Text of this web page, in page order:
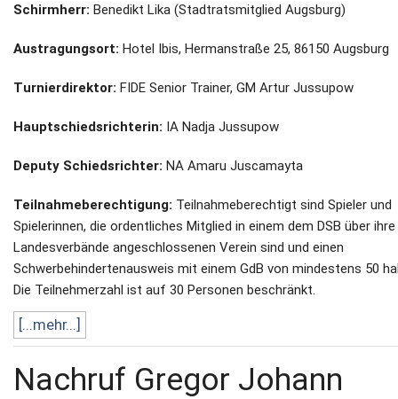
Schirmherr: Benedikt Lika (Stadtratsmitglied Augsburg)
Austragungsort: Hotel Ibis, Hermanstraße 25, 86150 Augsburg
Turnierdirektor: FIDE Senior Trainer, GM Artur Jussupow
Hauptschiedsrichterin: IA Nadja Jussupow
Deputy Schiedsrichter: NA Amaru Juscamayta
Teilnahmeberechtigung: Teilnahmeberechtigt sind Spieler und
Spielerinnen, die ordentliches Mitglied in einem dem DSB über ihre
Landesverbände angeschlossenen Verein sind und einen
Schwerbehindertenausweis mit einem GdB von mindestens 50
Die Teilnehmerzahl ist auf 30 Personen beschränkt.
[...mehr...]
Nachruf Gregor Johann